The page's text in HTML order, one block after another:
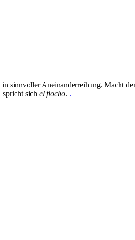
sinnvoller Aneinanderreihung. Macht
spricht sich el flocho. .